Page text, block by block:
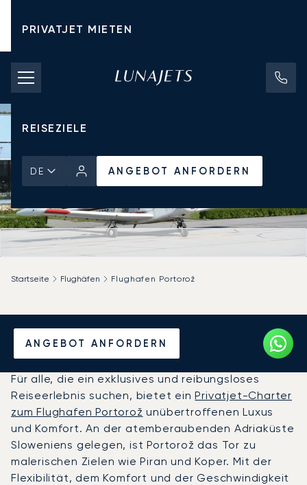
PRIVATJET MIETEN
CHARTERPREISE
PRIVATJETS
REISEZIELE
DE ANGEBOT ANFORDERN
ANGEBOT ANFORDERN
Startseite Flughäfen Flughafen Portorož
Privatjet chartern zum
Flughafen Portorož
Für alle, die ein exklusives und reibungsloses
Reiseerlebnis suchen, bietet einPrivatjet-Charter
zum Flughafen Portorož unübertroffenen Luxus
und Komfort. An der atemberaubenden Adriaküste
Sloweniens gelegen, ist Portorož das Tor zu
malerischen Zielen wie Piran und Koper. Mit der
Flexibilität, dem Komfort und der Geschwindigkeit